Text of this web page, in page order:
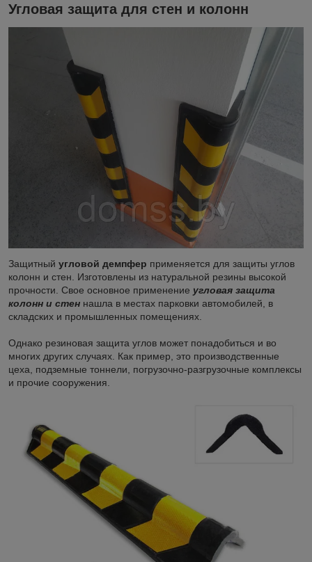
Угловая защита для стен и колонн
Защитный угловой демпфер применяется для защиты углов
колонн и стен. Изготовлены из натуральной резины высокой
прочности. Свое основное применение угловая защита
колонн и стен нашла в местах парковки автомобилей, в
складских и промышленных помещениях.
Однако резиновая защита углов может понадобиться и во
многих других случаях. Как пример, это производственные
цеха, подземные тоннели, погрузочно-разгрузочные комплексы
и прочие сооружения.